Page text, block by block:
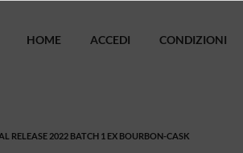
HOME ACCEDI CONDIZIONI
RELEASE 2022 BATCH 1 EX BOURBON-CASK